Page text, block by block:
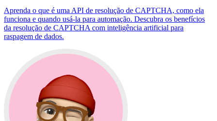
Aprenda o que é uma API de resolução de CAPTCHA, como ela
funciona e quando usá-la para automação. Descubra os benefícios
da resolução de CAPTCHA com inteligência artificial para
raspagem de dados.